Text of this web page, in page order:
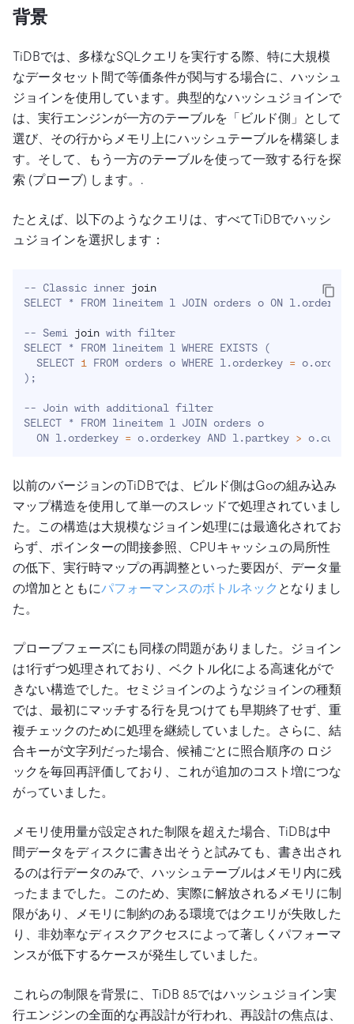
背景
TiDBでは、多様なSQLクエリを実行する際、特に大規模
なデータセット間で等価条件が関与する場合に、ハッシュ
ジョインを使用しています。典型的なハッシュジョインで
は、実行エンジンが一方のテーブルを「ビルド側」として
選び、その行からメモリ上にハッシュテーブルを構築しま
す。そして、もう一方のテーブルを使って一致する行を探
索 (プローブ) します。.
たとえば、以下のようなクエリは、すべてTiDBでハッシ
ュジョインを選択します：
-- Classic inner join
SELECT * FROM lineitem l JOIN orders o ON
-- Semi join with filter
SELECT * FROM lineitem l WHERE EXISTS
(
  SELECT
1 FROM orders o WHERE l.orderkey =
) ;
-- Join with additional filter
SELECT * FROM lineitem l JOIN orders o
  ON l.orderkey
= o.orderkey AND l.partkey >
以前のバージョンのTiDBでは、ビルド側はGoの組み込み
マップ構造を使用して単一のスレッドで処理されていまし
た。この構造は大規模なジョイン処理には最適化されてお
らず、ポインターの間接参照、CPUキャッシュの局所性
の低下、実行時マップの再調整といった要因が、データ量
の増加とともにパフォーマンスのボトルネック となりまし
た。
プローブフェーズにも同様の問題がありました。ジョイン
は1行ずつ処理されており、ベクトル化による高速化がで
きない構造でした。セミジョインのようなジョインの種類
では、最初にマッチする行を見つけても早期終了せず、重
複チェックのために処理を継続していました。さらに、結
合キーが文字列だった場合、候補ごとに照合順序の ロジ
ックを毎回再評価しており、これが追加のコスト増につな
がっていました。
メモリ使用量が設定された制限を超えた場合、TiDBは中
間データをディスクに書き出そうと試みても、書き出され
るのは行データのみで、ハッシュテーブルはメモリ内に残
ったままでした。このため、実際に解放されるメモリに制
限があり、メモリに制約のある環境ではクエリが失敗した
り、非効率なディスクアクセスによって著しくパフォーマ
ンスが低下するケースが発生していました。
これらの制限を背景に、TiDB 8.5ではハッシュジョイン実
行エンジンの全面的な再設計が行われ、再設計の焦点は、